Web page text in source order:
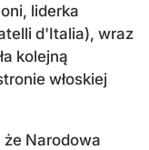
liderka
d'Italia), wraz
kolejną
włoskiej
Narodowa